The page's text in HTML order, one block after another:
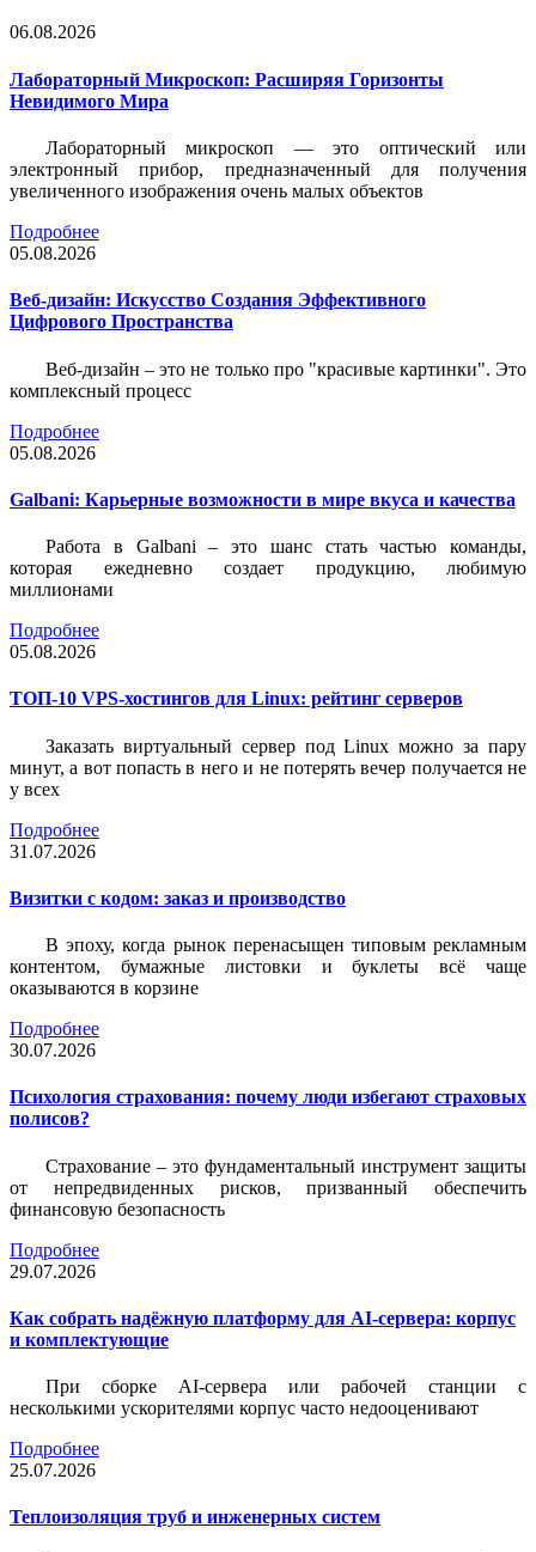
06.08.2026
Лабораторный Микроскоп: Расширяя Горизонты
Невидимого Мира
Лабораторный микроскоп — это оптический или
электронный прибор, предназначенный для получения
увеличенного изображения очень малых объектов
Подробнее
05.08.2026
Веб-дизайн: Искусство Создания Эффективного
Цифрового Пространства
Веб-дизайн – это не только про "красивые картинки". Это
комплексный процесс
Подробнее
05.08.2026
Galbani: Карьерные возможности в мире вкуса и качества
Работа в Galbani – это шанс стать частью команды,
которая ежедневно создает продукцию, любимую
миллионами
Подробнее
05.08.2026
ТОП-10 VPS-хостингов для Linux: рейтинг серверов
Заказать виртуальный сервер под Linux можно за пару
минут, а вот попасть в него и не потерять вечер получается не
у всех
Подробнее
31.07.2026
Визитки c кодом: заказ и производство
В эпоху, когда рынок перенасыщен типовым рекламным
контентом, бумажные листовки и буклеты всё чаще
оказываются в корзине
Подробнее
30.07.2026
Психология страхования: почему люди избегают страховых
полисов?
Страхование – это фундаментальный инструмент защиты
от непредвиденных рисков, призванный обеспечить
финансовую безопасность
Подробнее
29.07.2026
Как собрать надёжную платформу для AI-сервера: корпус
и комплектующие
При сборке AI-сервера или рабочей станции с
несколькими ускорителями корпус часто недооценивают
Подробнее
25.07.2026
Теплоизоляция труб и инженерных систем